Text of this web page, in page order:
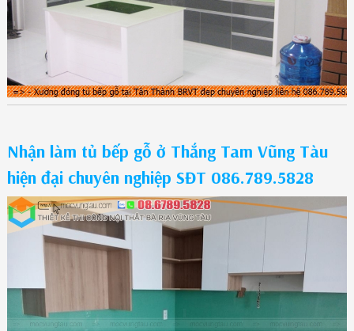
Nhận làm tủ bếp gỗ ở Thắng Tam Vũng Tàu
hiện đại chuyên nghiệp SĐT 086.789.5828